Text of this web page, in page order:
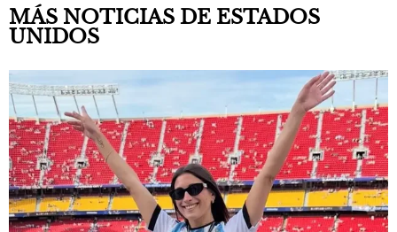
MÁS NOTICIAS DE ESTADOS
UNIDOS